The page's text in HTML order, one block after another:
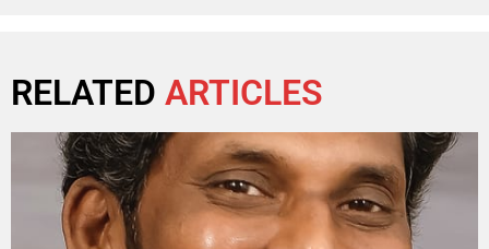
RELATED ARTICLES